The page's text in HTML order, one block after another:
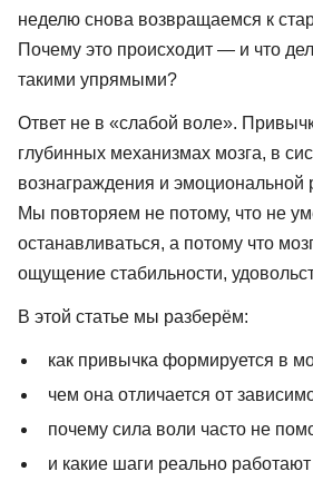
неделю снова возвращаемся к
Почему это происходит — и что
такими упрямыми?
Ответ не в «слабой воле».
глубинных механизмах мозга, в
вознаграждения и эмоциональной
Мы повторяем не потому, что не
останавливаться, а потому что
ощущение стабильности,
В этой статье мы разберём:
как привычка формируется в
чем она отличается от
почему сила воли часто не
и какие шаги реально